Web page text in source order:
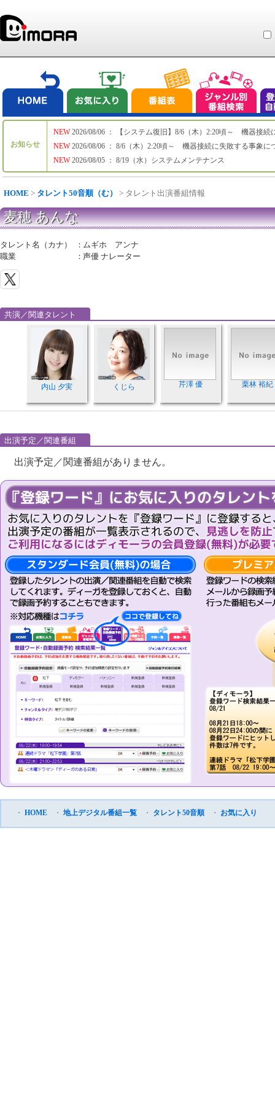
お知らせ
NEW
NEW
NEW
2026/08/06 ： 【システム復旧】8/6（木）2:20頃～ 機器接続
2026/08/06 ： 8/6（木）2:20頃～ 機器接続に失敗する事象に
2026/08/05 ： 8/19（水）システムメンテナンス
HOME > タレント50音順（む） > タレント出演番組情報
麦穂 あんな
タレント名（カナ） ： ムギホ アンナ
職業
：声優 ナレーター
共演／関連タレント
内山 夕実 くじら 芹澤 優 栗林 裕紀
出演予定／関連番組
出演予定／関連番組がありません。
・ HOME ・ 地上デジタル番組一覧 ・ タレント50音順 ・ お気に入り